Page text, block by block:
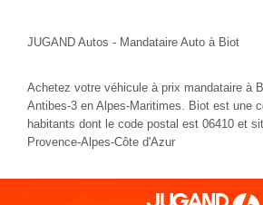
JUGAND Autos - Mandataire Auto à Biot
Achetez votre véhicule à prix mandataire à
Antibes-3 en Alpes-Maritimes. Biot est une
habitants dont le code postal est 06410 et
Provence-Alpes-Côte d'Azur